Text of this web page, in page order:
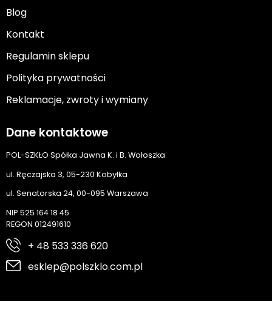
Blog
Kontakt
Regulamin sklepu
Polityka prywatności
Reklamacje, zwroty i wymiany
Dane kontaktowe
POL-SZKŁO Spółka Jawna K. i B. Wołoszka
ul. Ręczajska 3, 05-230 Kobyłka
ul. Senatorska 24, 00-095 Warszawa
NIP 525 164 18 45
REGON 012491610
+ 48 533 336 620
esklep@polszklo.com.pl